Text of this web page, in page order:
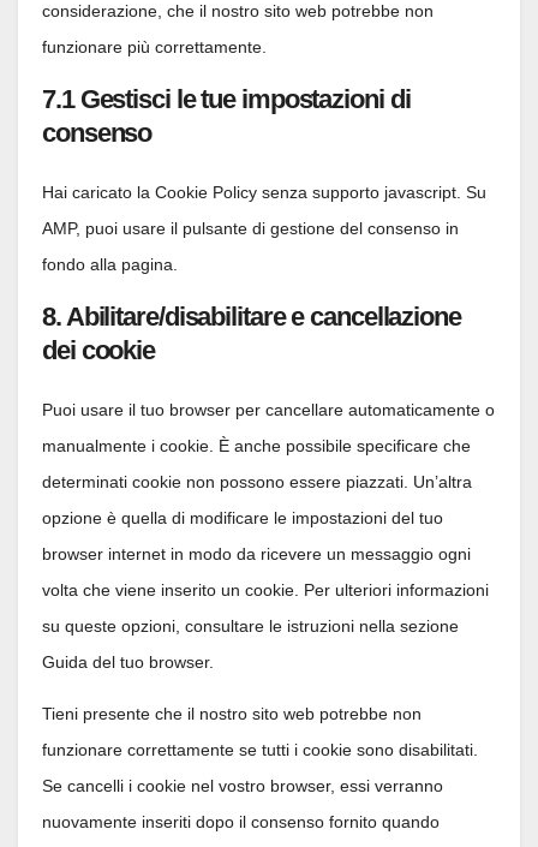
considerazione, che il nostro sito web potrebbe non
funzionare più correttamente.
7.1 Gestisci le tue impostazioni di
consenso
Hai caricato la Cookie Policy senza supporto javascript. Su
AMP, puoi usare il pulsante di gestione del consenso in
fondo alla pagina.
8. Abilitare/disabilitare e cancellazione
dei cookie
Puoi usare il tuo browser per cancellare automaticamente o
manualmente i cookie. È anche possibile specificare che
determinati cookie non possono essere piazzati. Un’altra
opzione è quella di modificare le impostazioni del tuo
browser internet in modo da ricevere un messaggio ogni
volta che viene inserito un cookie. Per ulteriori informazioni
su queste opzioni, consultare le istruzioni nella sezione
Guida del tuo browser.
Tieni presente che il nostro sito web potrebbe non
funzionare correttamente se tutti i cookie sono disabilitati.
Se cancelli i cookie nel vostro browser, essi verranno
nuovamente inseriti dopo il consenso fornito quando